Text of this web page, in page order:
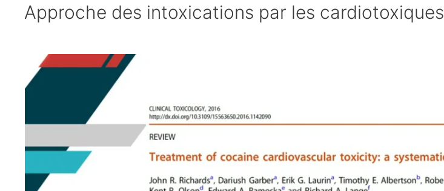
Approche des intoxications par les cardiotoxiques